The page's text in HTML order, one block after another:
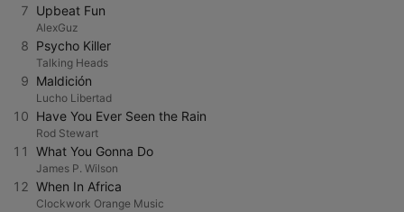
7 Upbeat Fun
AlexGuz
8 Psycho Killer
Talking Heads
9 Maldición
Lucho Libertad
10 Have You Ever Seen the Rain
Rod Stewart
11 What You Gonna Do
James P. Wilson
12 When In Africa
Clockwork Orange Music